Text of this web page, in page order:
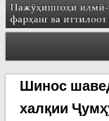
Шинос
халқии